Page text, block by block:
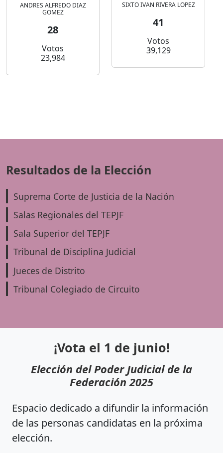
ANDRES ALFREDO DIAZ
GOMEZ
28
Votos
23,984
SIXTO IVAN RIVERA LOPEZ
41
Votos
39,129
Resultados de la Elección
Suprema Corte de Justicia de la Nación
Salas Regionales del TEPJF
Sala Superior del TEPJF
Tribunal de Disciplina Judicial
Jueces de Distrito
Tribunal Colegiado de Circuito
¡Vota el 1 de junio!
Elección del Poder Judicial de la
Federación 2025
Espacio dedicado a difundir la información
de las personas candidatas en la próxima
elección.